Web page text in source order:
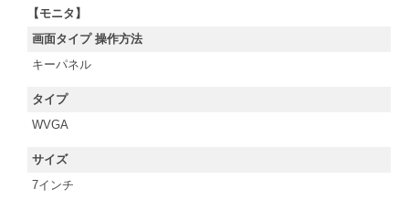
【モニタ】
画面タイプ 操作方法
キーパネル
タイプ
WVGA
サイズ
7インチ